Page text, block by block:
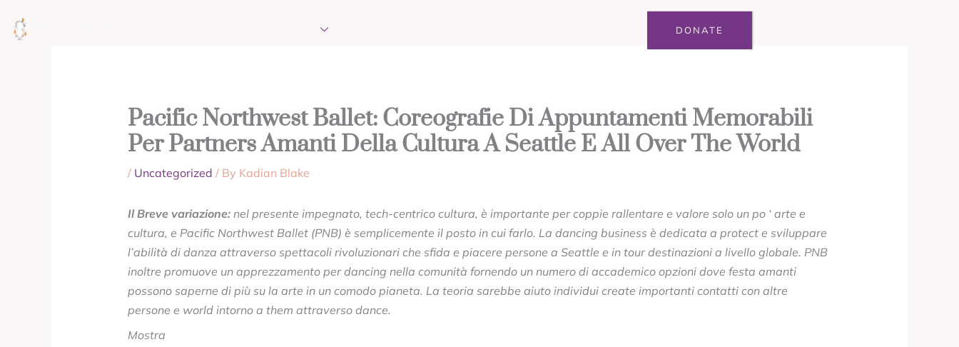
DONATE
Pacific Northwest Ballet: Coreografie Di Appuntamenti Memorabili
Per Partners Amanti Della Cultura A Seattle E All Over The World
/ Uncategorized / By Kadian Blake
Il Breve variazione: nel presente impegnato, tech-centrico cultura, è importante per coppie rallentare e valore solo un po ‘ arte e
cultura, e Pacific Northwest Ballet (PNB) è semplicemente il posto in cui farlo. La dancing business è dedicata a protect e sviluppare
l’abilità di danza attraverso spettacoli rivoluzionari che sfida e piacere persone a Seattle e in tour destinazioni a livello globale. PNB
inoltre promuove un apprezzamento per dancing nella comunità fornendo un numero di accademico opzioni dove festa amanti
possono saperne di più su la arte in un comodo pianeta. La teoria sarebbe aiuto individui create importanti contatti con altre
persone e world intorno a them attraverso dance.
Mostra